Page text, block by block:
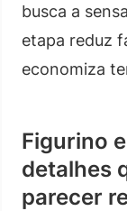
busca a
etapa reduz
economiza
Figurino
detalhes
parecer